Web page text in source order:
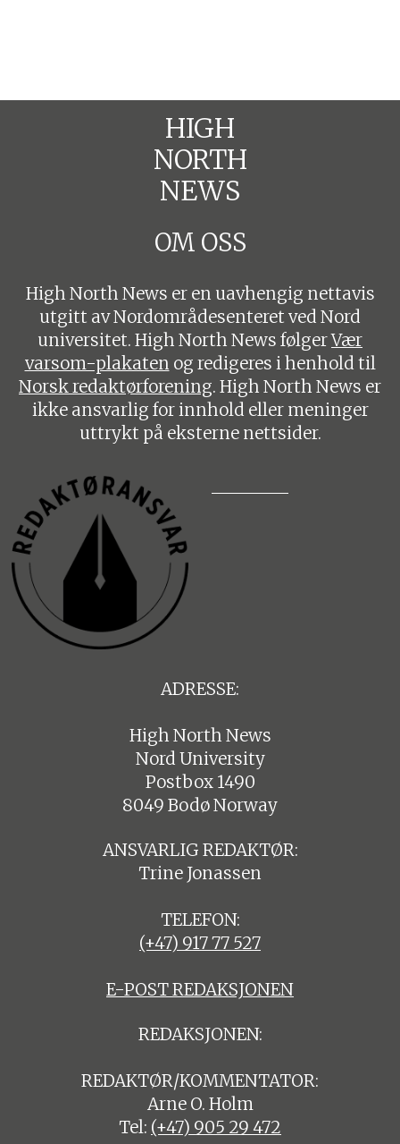
HIGH
NORTH
NEWS
OM OSS
High North News er en uavhengig nettavis
utgitt av Nordområdesenteret ved Nord
universitet. High North News følgerVær
varsom-plakaten og redigeres i henhold til
Norsk redaktørforening. High North News er
ikke ansvarlig for innhold eller meninger
uttrykt på eksterne nettsider.
ADRESSE:
High North News
Nord University
Postbox 1490
8049 Bodø Norway
ANSVARLIG REDAKTØR:
Trine Jonassen
TELEFON:
(+47) 917 77 527
E-POST REDAKSJONEN
REDAKSJONEN:
REDAKTØR/KOMMENTATOR:
Arne O. Holm
Tel: (+47) 905 29 472